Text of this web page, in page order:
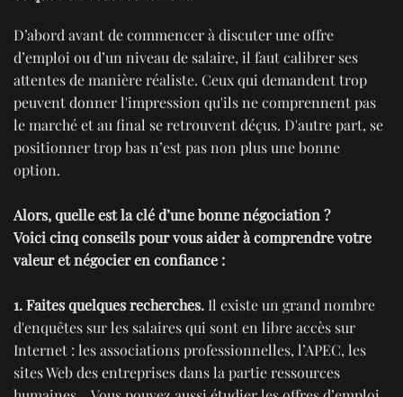
D’abord avant de commencer à discuter une offre
d’emploi ou d’un niveau de salaire, il faut calibrer ses
attentes de manière réaliste. Ceux qui demandent trop
peuvent donner l'impression qu'ils ne comprennent pas
le marché et au final se retrouvent déçus. D'autre part, se
positionner trop bas n’est pas non plus une bonne
option.
Alors, quelle est la clé d’une bonne négociation ?
Voici cinq conseils pour vous aider à comprendre votre
valeur et négocier en confiance :
1. Faites quelques recherches. Il existe un grand nombre
d'enquêtes sur les salaires qui sont en libre accès sur
Internet : les associations professionnelles, l’APEC, les
sites Web des entreprises dans la partie ressources